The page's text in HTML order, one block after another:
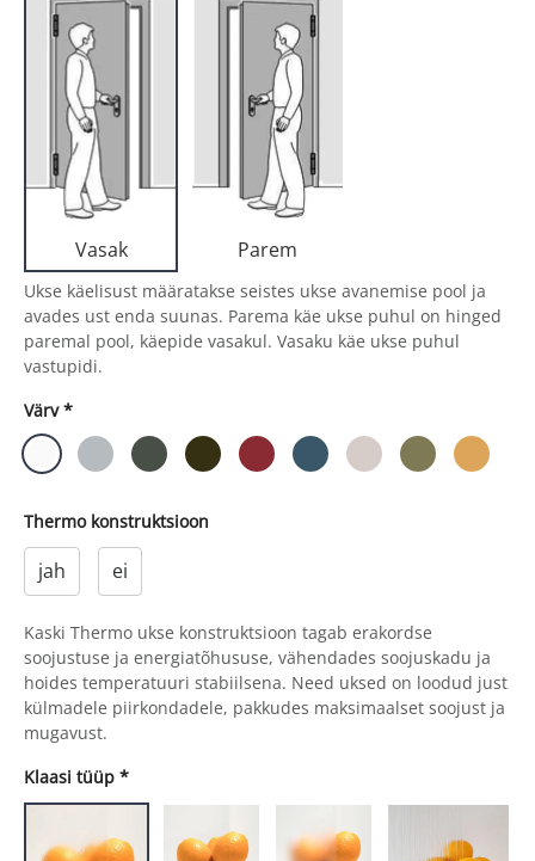
Vasak Parem
Ukse käelisust määratakse seistes ukse avanemise pool ja
avades ust enda suunas. Parema käe ukse puhul on hinged
paremal pool, käepide vasakul. Vasaku käe ukse puhul
vastupidi.
Värv *
Thermo konstruktsioon
jah ei
Kaski Thermo ukse konstruktsioon tagab erakordse
soojustuse ja energiatõhususe, vähendades soojuskadu ja
hoides temperatuuri stabiilsena. Need uksed on loodud just
külmadele piirkondadele, pakkudes maksimaalset soojust ja
mugavust.
Klaasi tüüp *